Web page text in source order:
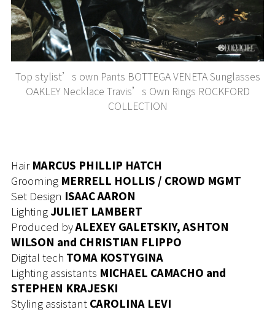
Top stylist’s own Pants BOTTEGA VENETA Sunglasses
OAKLEY Necklace Travis’s Own Rings ROCKFORD
COLLECTION
Hair MARCUS PHILLIP HATCH
Grooming MERRELL HOLLIS / CROWD MGMT
Set Design ISAAC AARON
Lighting JULIET LAMBERT
Produced byALEXEY GALETSKIY, ASHTON
WILSON and CHRISTIAN FLIPPO
Digital tech TOMA KOSTYGINA
Lighting assistants MICHAEL CAMACHO and
STEPHEN KRAJESKI
Styling assistant CAROLINA LEVI